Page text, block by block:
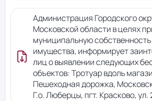
Администрация Городского
Московской области в целях
муниципальную
имущества, информирует
лиц о выявлении следующих
объектов: Тротуар вдоль
Пешеходная дорожка,
Г.о. Люберцы, пгт. Красково,